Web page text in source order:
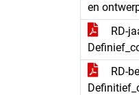
en
RD-
RD-